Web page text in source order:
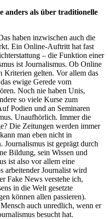
anders als über traditionelle
haben inzwischen auch die
Ein Online-Auftritt hat fast
– die Funktion einer
ist Journalismus. Ob Online
Kriterien gelten. Vor allem das
ewige Gerede vom
Noch nie haben Unis,
so viele Kurse zum
Podien und an Seminaren
Unaufhörlich. Immer die
Die Zeitungen werden immer
man eben nicht in
Journalismus ist geprägt durch
Bildung, sein Wissen und
ist also vor allem eine
arbeitender Journalist wird
Fake News verstehe ich,
in die Welt gesetzte
können allen passieren).
auch unredlich, wenn er
besucht hat.